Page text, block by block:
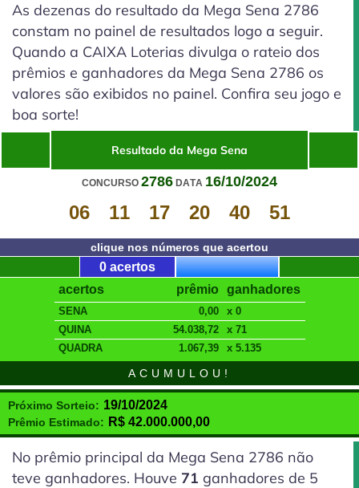
As dezenas do resultado da Mega Sena 2786
constam no painel de resultados logo a seguir.
Quando a CAIXA Loterias divulga o rateio dos
prêmios e ganhadores da Mega Sena 2786 os
valores são exibidos no painel. Confira seu jogo e
boa sorte!
Resultado da Mega Sena
CONCURSO 2786 DATA 16/10/2024
06 11 17 20 40 51
clique nos números que acertou
0 acertos
acertos
SENA
QUINA
QUADRA
prêmio
0,00
54.038,72
1.067,39
ganhadores
x 0
x 71
x 5.135
ACUMULOU!
Próximo Sorteio: 19/10/2024
Prêmio Estimado: R$ 42.000.000,00
No prêmio principal da Mega Sena 2786 não
teve ganhadores. Houve 71 ganhadores de 5